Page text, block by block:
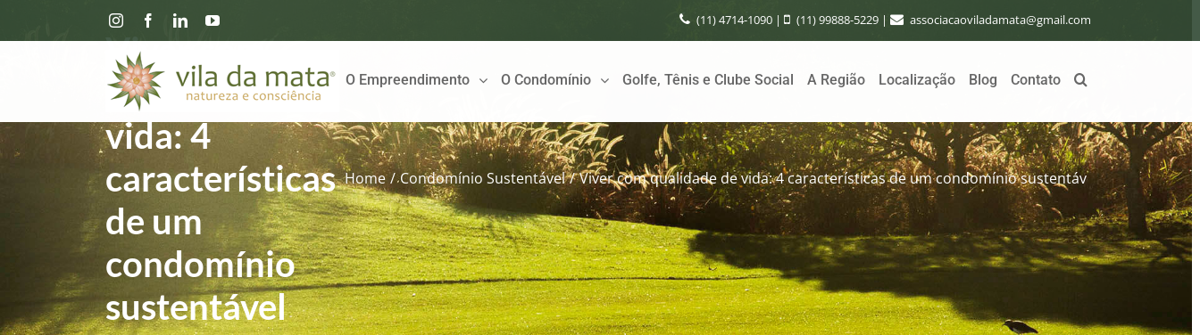
InstagramFacebookLinkedinYouTube (11) 4714-1090 | (11) 99888-5229| associacaoviladamata@gmail.com
O Empreendimento O Condomínio Golfe, Tênis e Clube Social A Região Localização Blog Contato
Viver com
qualidade de
vida: 4
características
de um
condomínio
sustentável
Home / Condomínio Sustentável / Viver com qualidade de vida: 4 características de um condomínio sustentável